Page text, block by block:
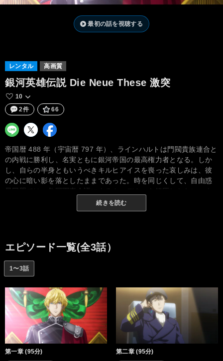
最初の話を視聴する
レンタル 高画質
銀河英雄伝説 Die Neue These 激突
10
2件
66
帝国暦 488 年（宇宙暦 797 年）、ラインハルトは門閥貴族連合と
の内戦に勝利し、名実ともに銀河帝国の最高権力者となる。しか
し、自らの半身ともいうべきキルヒアイスを喪った哀しみは、彼
の心に暗い影を落としたままであった。時を同じくして、自由惑
星同盟では、救国軍事会議によるクーデターを鎮圧したヤン・ウ
ェンリーが、名将としての声望をますます高めていた。しかし、
権力に固執する同盟政府の政治家たちは、ヤンへの警戒心を強め
率いる帝国軍は驚くべき攻略法をもって攻めかかる。それは、こ
れまでの歴史にない戦闘の始まりとなるのであった。
続きを読む
エピソード一覧(全3話）
1〜3話
第一章 (95分) 第二章 (95分)